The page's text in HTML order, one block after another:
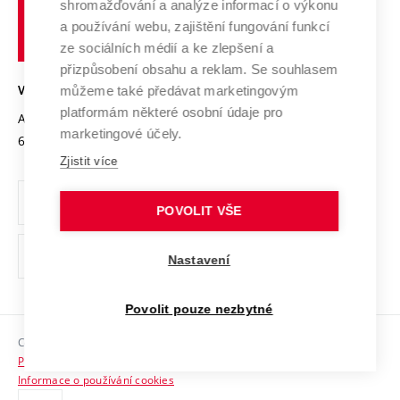
Transfer znalostí
Open Science
Projekty
Projekty ze strukturálních fondů
Specifický výzkum
Služby univerzity
Mezinárodní dohody
Univerzitní sítě
Udržitelná univerzita
Podnikavá univerzita / ContriBUTe
Bezpečná univerzita
Vyznamenání
Organizační struktura
Ochrana osobních údajů
odkaz)
Sociální bezpečí
HR Award
učení
technické
VYSOKÉ UČENÍ TECHNICKÉ V BRNĚ
Antonínská 548/1
602 00 Brno
www.vut.cz
vut@vutbr.cz
Copyright © 2026 VUT
Prohlášení o přístupnosti
Informace o používání cookies
shromažďování a analýze informací o výkonu
a používání webu, zajištění fungování funkcí
ze sociálních médií a ke zlepšení a
přizpůsobení obsahu a reklam. Se souhlasem
můžeme také předávat marketingovým
platformám některé osobní údaje pro
marketingové účely.
Zjistit více
POVOLIT VŠE
Nastavení
Povolit pouze nezbytné